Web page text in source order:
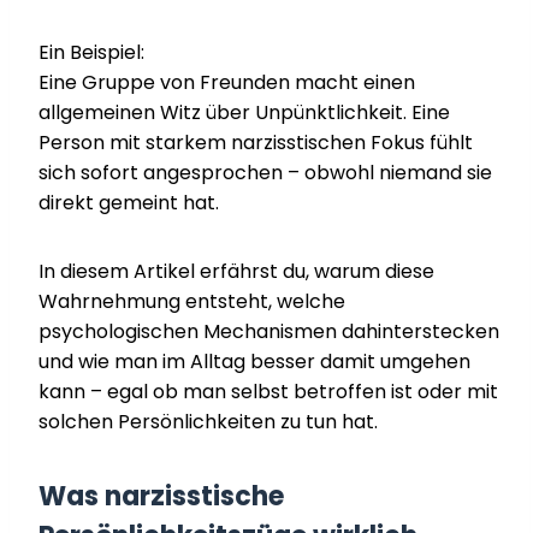
Ein Beispiel:
Eine Gruppe von Freunden macht einen
allgemeinen Witz über Unpünktlichkeit. Eine
Person mit starkem narzisstischen Fokus fühlt
sich sofort angesprochen – obwohl niemand sie
direkt gemeint hat.
In diesem Artikel erfährst du, warum diese
Wahrnehmung entsteht, welche
psychologischen Mechanismen dahinterstecken
und wie man im Alltag besser damit umgehen
kann – egal ob man selbst betroffen ist oder mit
solchen Persönlichkeiten zu tun hat.
Was narzisstische